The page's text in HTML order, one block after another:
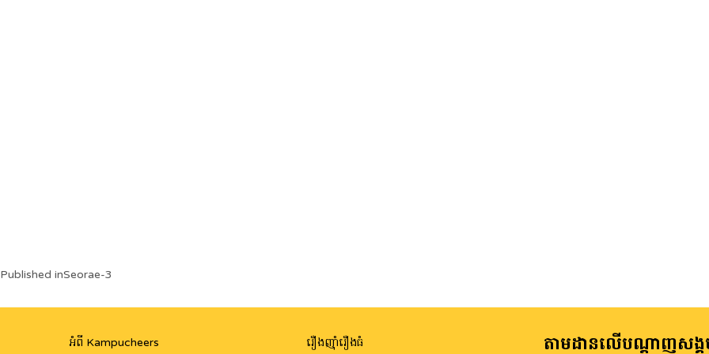
Post
navigation
Published inSeorae-3
អំពី Kampucheers រឿងញ៉ាំរឿងធំ តាមដានលើបណ្តាញសង្